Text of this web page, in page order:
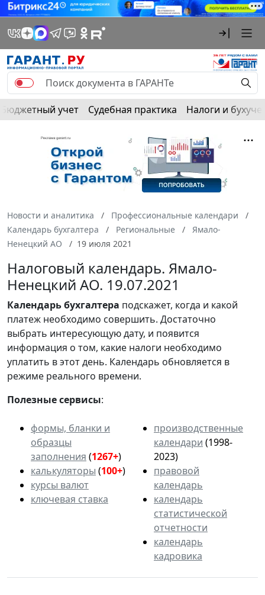
Бюджетный учет Судебная практика Налоги и
Новости и аналитика
Профессиональные календари
Календарь бухгалтера
Региональные
Ямало-
Ненецкий АО
19 июля 2021
Налоговый календарь. Ямало-
Ненецкий АО. 19.07.2021
Календарьбухгалтера подскажет, когда и какой
платеж необходимо совершить. Достаточно
выбрать интересующую дату, и появится
информация о том, какие налоги необходимо
уплатить в этот день. Календарь обновляется в
режиме реального времени.
Полезные сервисы:
формы, бланки и
образцы
заполнения (1267+)
калькуляторы (100+)
курсы валют
ключевая ставка
производственные
календари (1998-
2023)
правовой
календарь
календарь
статистической
отчетности
календарь
кадровика